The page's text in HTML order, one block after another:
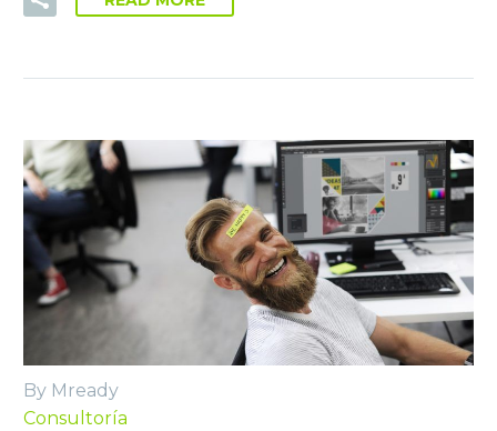
By Mready
Consultoría